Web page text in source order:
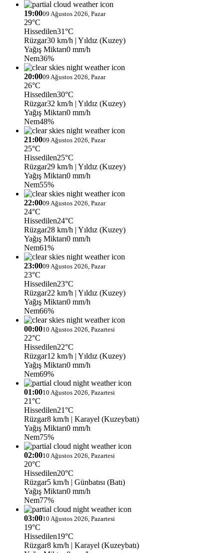
19:0009 Ağustos 2026, Pazar
29°C
Hissedilen31°C
Rüzgar30 km/h | Yıldız (Kuzey)
Yağış Miktarı0 mm/h
Nem36%
20:0009 Ağustos 2026, Pazar
26°C
Hissedilen30°C
Rüzgar32 km/h | Yıldız (Kuzey)
Yağış Miktarı0 mm/h
Nem48%
21:0009 Ağustos 2026, Pazar
25°C
Hissedilen25°C
Rüzgar29 km/h | Yıldız (Kuzey)
Yağış Miktarı0 mm/h
Nem55%
22:0009 Ağustos 2026, Pazar
24°C
Hissedilen24°C
Rüzgar28 km/h | Yıldız (Kuzey)
Yağış Miktarı0 mm/h
Nem61%
23:0009 Ağustos 2026, Pazar
23°C
Hissedilen23°C
Rüzgar22 km/h | Yıldız (Kuzey)
Yağış Miktarı0 mm/h
Nem66%
00:0010 Ağustos 2026, Pazartesi
22°C
Hissedilen22°C
Rüzgar12 km/h | Yıldız (Kuzey)
Yağış Miktarı0 mm/h
Nem69%
01:0010 Ağustos 2026, Pazartesi
21°C
Hissedilen21°C
Rüzgar8 km/h | Karayel (Kuzeybatı)
Yağış Miktarı0 mm/h
Nem75%
02:0010 Ağustos 2026, Pazartesi
20°C
Hissedilen20°C
Rüzgar5 km/h | Günbatısı (Batı)
Yağış Miktarı0 mm/h
Nem77%
03:0010 Ağustos 2026, Pazartesi
19°C
Hissedilen19°C
Rüzgar8 km/h | Karayel (Kuzeybatı)